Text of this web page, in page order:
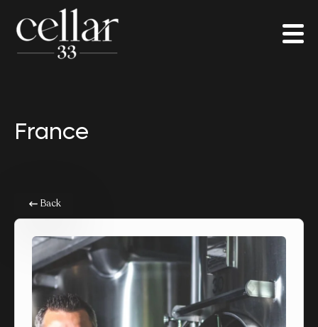
France
Back